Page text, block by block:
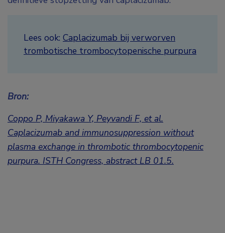
Lees ook: Caplacizumab bij verworven
trombotische trombocytopenische purpura
Bron:
Coppo P, Miyakawa Y, Peyvandi F, et al.
Caplacizumab and immunosuppression without
plasma exchange in thrombotic thrombocytopenic
purpura. ISTH Congress, abstract LB 01.5.